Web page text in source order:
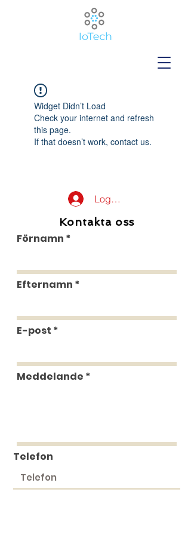
Widget Didn’t Load
Check your internet and refresh
this page.
If that doesn’t work, contact us.
Logga in
Kontakta oss
Förnamn
Efternamn
E-post
Meddelande
Telefon